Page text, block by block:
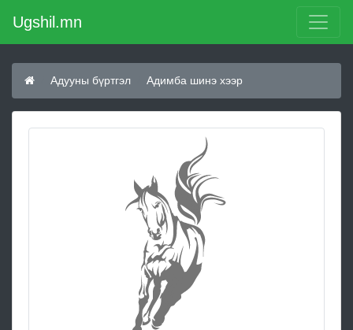
Ugshil.mn
Адууны бүртгэл Адимба шинэ хээр